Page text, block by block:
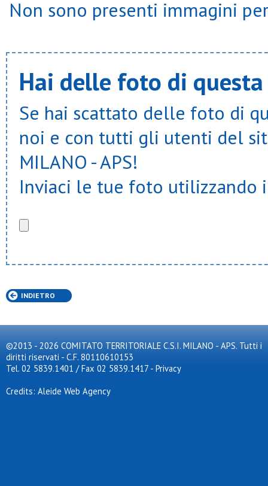
Non sono presenti immagini
Hai delle foto di
Se hai scattato delle foto di
noi e con tutti gli utenti del sito
MILANO - APS!
Inviaci le tue foto utilizzando
INDIETRO
©2013 - 2026 COMITATO TERRITORIALE C.S.I. MILANO - APS. Tutti i
diritti riservati - C.F. 80110610153
Tel. 02 5839.1401 / Fax 02 5839.1417 - Privacy
Credits: Aleide Web Agency